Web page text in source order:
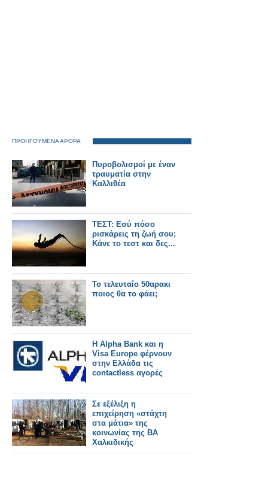
ΠΡΟΗΓΟΥΜΕΝΑ ΑΡΘΡΑ
Πυροβολισμοί με έναν
τραυματία στην
Καλλιθέα
ΤΕΣΤ: Εσύ πόσο
ρισκάρεις τη ζωή σου;
Κάνε το τεστ και δες...
Το τελευταίο 50αρακι
ποιος θα το φάει;
H Alpha Bank και η
Visa Europe φέρνουν
στην Ελλάδα τις
contactless αγορές
Σε εξέλιξη η
επιχείρηση «στάχτη
στα μάτια» της
κοινωνίας της ΒΑ
Χαλκιδικής